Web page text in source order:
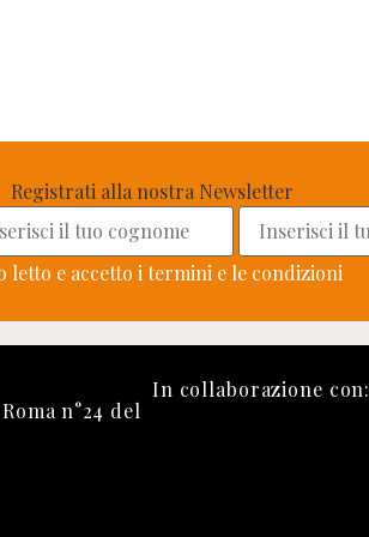
Registrati alla nostra Newsletter
letto e accetto i termini e le condizioni
n°24 del
In collaborazione con: